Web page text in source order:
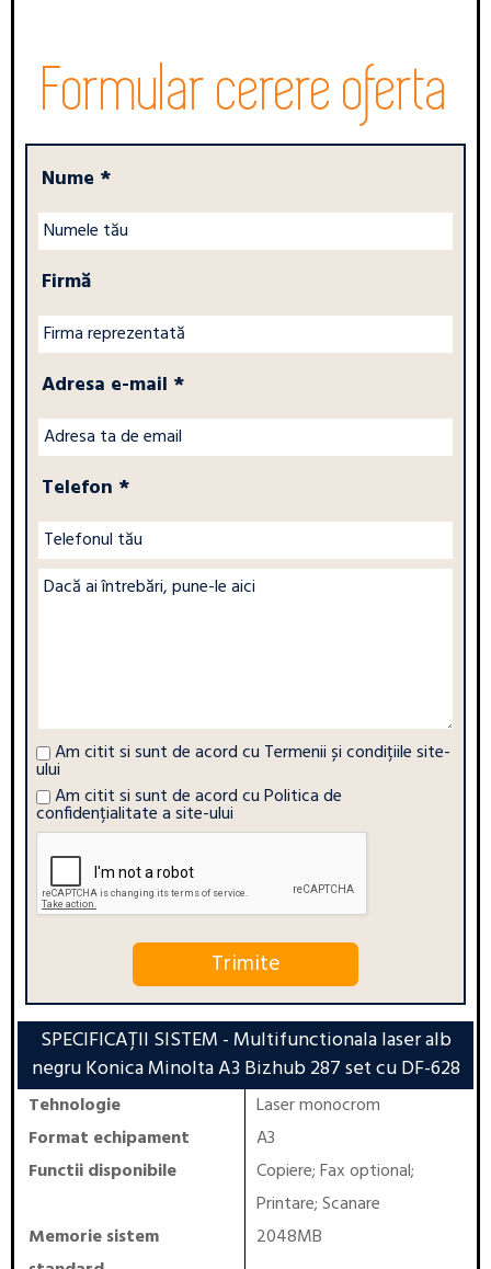
Formular cerere oferta
Nume *
Firmă
Adresa e-mail *
Telefon *
Am citit si sunt de acord cu Termenii și condițiile site-
ului
Am citit si sunt de acord cuPolitica de
confidențialitate a site-ului
SPECIFICAȚII SISTEM - Multifunctionala laser alb
negru Konica Minolta A3 Bizhub 287 set cu DF-628
Tehnologie
Laser monocrom
Format echipament
A3
Functii disponibile
Copiere;Fax optional;
Printare;Scanare
Memorie sistem
2048MB